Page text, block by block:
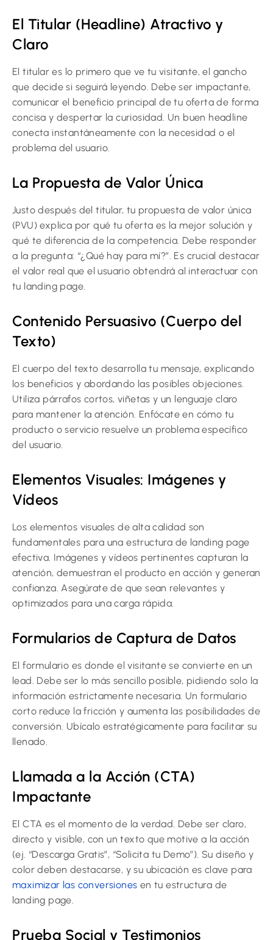
El Titular (Headline) Atractivo y
Claro
El titular es lo primero que ve tu visitante, el gancho
que decide si seguirá leyendo. Debe ser impactante,
comunicar el beneficio principal de tu oferta de forma
concisa y despertar la curiosidad. Un buen headline
conecta instantáneamente con la necesidad o el
problema del usuario.
La Propuesta de Valor Única
Justo después del titular, tu propuesta de valor única
(PVU) explica por qué tu oferta es la mejor solución y
qué te diferencia de la competencia. Debe responder
a la pregunta: “¿Qué hay para mí?”. Es crucial destacar
el valor real que el usuario obtendrá al interactuar con
tu landing page.
Contenido Persuasivo (Cuerpo del
Texto)
El cuerpo del texto desarrolla tu mensaje, explicando
los beneficios y abordando las posibles objeciones.
Utiliza párrafos cortos, viñetas y un lenguaje claro
para mantener la atención. Enfócate en cómo tu
producto o servicio resuelve un problema específico
del usuario.
Elementos Visuales: Imágenes y
Vídeos
Los elementos visuales de alta calidad son
fundamentales para una estructura de landing page
efectiva. Imágenes y vídeos pertinentes capturan la
atención, demuestran el producto en acción y generan
confianza. Asegúrate de que sean relevantes y
optimizados para una carga rápida.
Formularios de Captura de Datos
El formulario es donde el visitante se convierte en un
lead. Debe ser lo más sencillo posible, pidiendo solo la
información estrictamente necesaria. Un formulario
corto reduce la fricción y aumenta las posibilidades de
conversión. Ubícalo estratégicamente para facilitar su
llenado.
Llamada a la Acción (CTA)
Impactante
El CTA es el momento de la verdad. Debe ser claro,
directo y visible, con un texto que motive a la acción
(ej. “Descarga Gratis”, “Solicita tu Demo”). Su diseño y
color deben destacarse, y su ubicación es clave para
maximizar las conversiones en tu estructura de
landing page.
Prueba Social y Testimonios